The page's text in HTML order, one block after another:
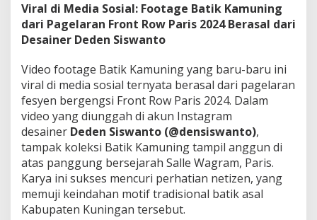
Viral di Media Sosial: Footage Batik Kamuning
dari Pagelaran Front Row Paris 2024 Berasal dari
Desainer Deden Siswanto
Video footage Batik Kamuning yang baru-baru ini
viral di media sosial ternyata berasal dari pagelaran
fesyen bergengsi Front Row Paris 2024. Dalam
video yang diunggah di akun Instagram
desainer Deden Siswanto (@densiswanto),
tampak koleksi Batik Kamuning tampil anggun di
atas panggung bersejarah Salle Wagram, Paris.
Karya ini sukses mencuri perhatian netizen, yang
memuji keindahan motif tradisional batik asal
Kabupaten Kuningan tersebut.